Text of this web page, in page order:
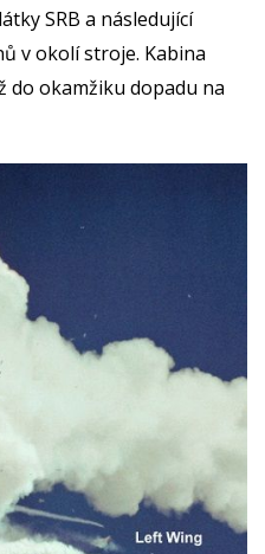
SRB a následující
v okolí stroje. Kabina
do okamžiku dopadu na